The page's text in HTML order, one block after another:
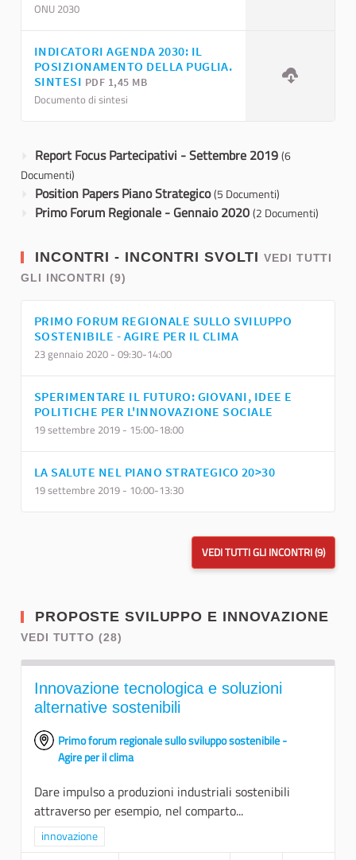
ONU 2030
INDICATORI AGENDA 2030: IL
POSIZIONAMENTO DELLA PUGLIA.
SINTESI PDF 1,45 MB
Documento di sintesi
Report Focus Partecipativi - Settembre 2019(6
Documenti)
Position Papers Piano Strategico(5 Documenti)
Primo Forum Regionale - Gennaio 2020(2 Documenti)
INCONTRI - INCONTRI SVOLTIVEDI TUTTI
GLI INCONTRI (9)
PRIMO FORUM REGIONALE SULLO SVILUPPO
SOSTENIBILE - AGIRE PER IL CLIMA
23 gennaio 2020 - 09:30-14:00
SPERIMENTARE IL FUTURO: GIOVANI, IDEE E
POLITICHE PER L'INNOVAZIONE SOCIALE
19 settembre 2019 - 15:00-18:00
LA SALUTE NEL PIANO STRATEGICO 20>30
19 settembre 2019 - 10:00-13:30
VEDI TUTTI GLI INCONTRI (9)
PROPOSTE SVILUPPO E INNOVAZIONE
VEDI TUTTO (28)
Innovazione tecnologica e soluzioni
alternative sostenibili
Primo forum regionale sullo sviluppo sostenibile -
Agire per il clima
Dare impulso a produzioni industriali sostenibili
attraverso per esempio, nel comparto...
Filtra i risultati per categoria: innovazione
innovazione